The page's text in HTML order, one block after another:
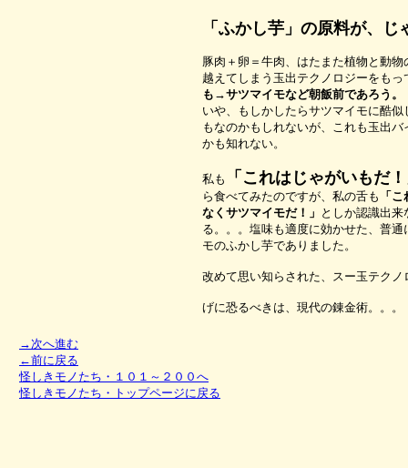
「ふかし芋」の原料が、じ
豚肉＋卵＝牛肉、はたまた植物と動
越えてしまう玉出テクノロジーをもっ
も→サツマイモなど朝飯前であろう。
いや、もしかしたらサツマイモに酷
もなのかもしれないが、これも玉出
かも知れない。
私も 「これはじゃがいもだ
ら食べてみたのですが、私の舌も 「
なくサツマイモだ！」 としか認識出
る。。。塩味も適度に効かせた、普
モのふかし芋でありました。
改めて思い知らされた、 スー玉テクノ
げに恐るべきは、現代の錬金術。。。
→次へ進む
←前に戻る
怪しきモノたち・１０１～２００へ
怪しきモノたち・トップページに戻る